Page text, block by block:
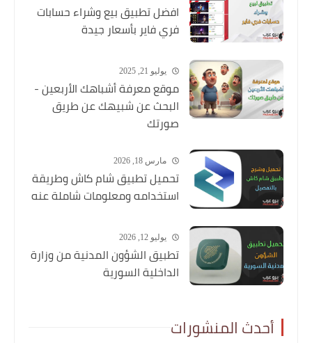
افضل تطبيق بيع وشراء حسابات
فري فاير بأسعار جيدة
يوليو 21, 2025
موقع معرفة أشباهك الأربعين -
البحث عن شبيهك عن طريق
صورتك
مارس 18, 2026
تحميل تطبيق شام كاش وطريقة
استخدامه ومعلومات شاملة عنه
يوليو 12, 2026
تطبيق الشؤون المدنية من وزارة
الداخلية السورية
أحدث المنشورات